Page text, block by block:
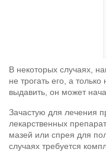
В некоторых случаях,
не трогать его, а
выдавить, он может
Зачастую для лечения
лекарственных
мазей или спрея для
случаях требуется